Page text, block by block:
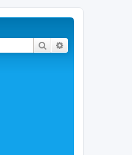
Rechercher